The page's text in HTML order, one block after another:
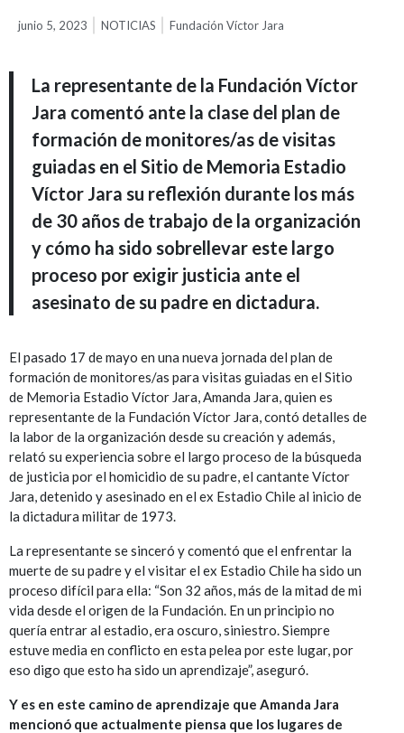
junio 5, 2023 NOTICIAS Fundación Víctor Jara
La representante de la Fundación Víctor
Jara comentó ante la clase del plan de
formación de monitores/as de visitas
guiadas en el Sitio de Memoria Estadio
Víctor Jara su reflexión durante los más
de 30 años de trabajo de la organización
y cómo ha sido sobrellevar este largo
proceso por exigir justicia ante el
asesinato de su padre en dictadura.
El pasado 17 de mayo en una nueva jornada del plan de
formación de monitores/as para visitas guiadas en el Sitio
de Memoria Estadio Víctor Jara, Amanda Jara, quien es
representante de la Fundación Víctor Jara, contó detalles de
la labor de la organización desde su creación y además,
relató su experiencia sobre el largo proceso de la búsqueda
de justicia por el homicidio de su padre, el cantante Víctor
Jara, detenido y asesinado en el ex Estadio Chile al inicio de
la dictadura militar de 1973.
La representante se sinceró y comentó que el enfrentar la
muerte de su padre y el visitar el ex Estadio Chile ha sido un
proceso difícil para ella: “Son 32 años, más de la mitad de mi
vida desde el origen de la Fundación. En un principio no
quería entrar al estadio, era oscuro, siniestro. Siempre
estuve media en conflicto en esta pelea por este lugar, por
eso digo que esto ha sido un aprendizaje”, aseguró.
Y es en este camino de aprendizaje que Amanda Jara
mencionó que actualmente piensa que los lugares de